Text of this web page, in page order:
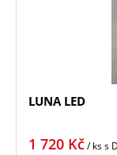
LUNA LED
1 720 Kč/ kss